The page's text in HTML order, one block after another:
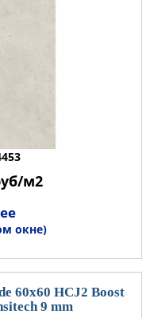
м2
окне)
60x60 HCJ2 Boost
9 mm